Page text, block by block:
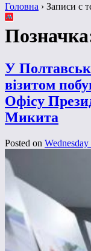
Головна › Записи с
У
візитом
Офісу
Микита
Posted on